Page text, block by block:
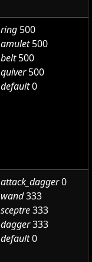
ring 500
amulet500
belt500
quiver500
default0
attack_dagger0
wand333
sceptre333
dagger333
default0